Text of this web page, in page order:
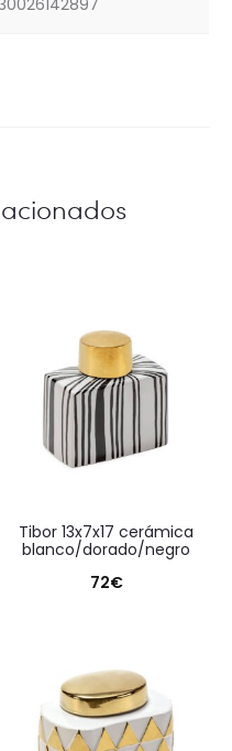
tibor 13x7x17 cerámica
blanco/dorado/negro
72€